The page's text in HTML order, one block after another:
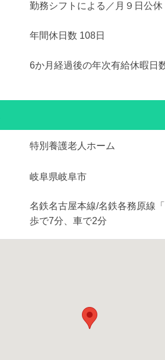
勤務シフトによる／月９日公休
年間休日数 108日
6か月経過後の年次有給休暇日
特別養護老人ホーム
岐阜県岐阜市
名鉄名古屋本線/名鉄各務原線
歩で7分、車で2分